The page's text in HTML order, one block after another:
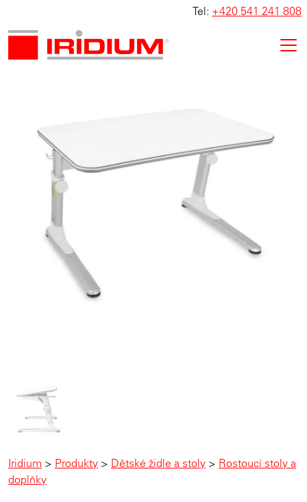
Tel: +420 541 241 808
Iridium > Produkty > Dětské židle a stoly > Rostoucí stoly a
doplňky